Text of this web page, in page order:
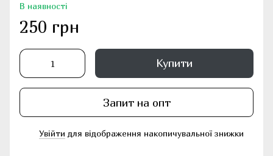
В наявності
250 грн
Купити
Запит на опт
Увійти для відображення накопичувальної знижки